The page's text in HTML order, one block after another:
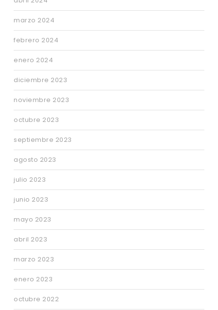
marzo 2024
febrero 2024
enero 2024
diciembre 2023
noviembre 2023
octubre 2023
septiembre 2023
agosto 2023
julio 2023
junio 2023
mayo 2023
abril 2023
marzo 2023
enero 2023
octubre 2022